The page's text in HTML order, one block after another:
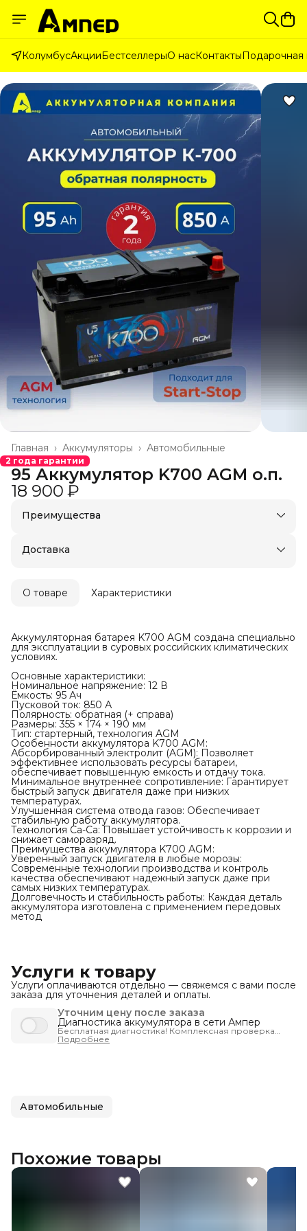
КолумбусАкцииБестселлерыО насКонтактыПодарочная
Автомобильные
Аккумуляторы ›
Главная ›
2 года гарантии
95 Аккумулятор K700 AGM о.п.
18 900 ₽
Преимущества
Доставка в пункты выдачи или до двери
Доставка
О товаре Характеристики
Аккумуляторная батарея K700 AGM создана специально
для эксплуатации в суровых российских климатических
условиях.
Основные характеристики:
Номинальное напряжение: 12 В
Ёмкость: 95 Ач
Пусковой ток: 850 А
Полярность: обратная (+ справа)
Размеры: 355 × 174 × 190 мм
Тип: стартерный, технология AGM
Особенности аккумулятора K700 AGM:
Абсорбированный электролит (AGM): Позволяет
эффективнее использовать ресурсы батареи,
обеспечивает повышенную емкость и отдачу тока.
Минимальное внутреннее сопротивление: Гарантирует
быстрый запуск двигателя даже при низких
температурах.
Улучшенная система отвода газов: Обеспечивает
стабильную работу аккумулятора.
Технология Ca-Ca: Повышает устойчивость к коррозии и
снижает саморазряд.
Преимущества аккумулятора K700 AGM:
Уверенный запуск двигателя в любые морозы:
Современные технологии производства и контроль
качества обеспечивают надежный запуск даже при
самых низких температурах.
Долговечность и стабильность работы: Каждая деталь
аккумулятора изготовлена с применением передовых
метод
Услуги к товару
Услуги оплачиваются отдельно — свяжемся с вами после
заказа для уточнения деталей и оплаты.
Уточним цену после заказа
Диагностика аккумулятора в сети Ампер
Бесплатная диагностика! Комплексная проверка
запуска автомобиля - чтобы вы были уверены, что
машина заведётся тогда, когда нужно.
Подробнее
Автомобильные
Похожие товары